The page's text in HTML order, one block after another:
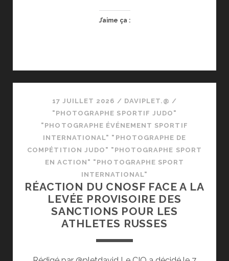
J’aime ça :
17 JUILLET 2026 / DAVIPLET.@ /
"PHOTOGRAPHE SPORTIF JUDO"
"PHOTOGRAPHE ÉVÉNEMENT SPORTIF
INTERNATIONAL" "PHOTOGRAPHE DE
COMPÉTITION JUDO" "PHOTOGRAPHE SPORT
EN ACTION" "PHOTOGRAPHE SPORT
INTERNATIONAL"
RÉACTION DU CNOSF FACE A LA
LEVÉE PROVISOIRE DES
SANCTIONS POUR LES
ATHLETES RUSSES